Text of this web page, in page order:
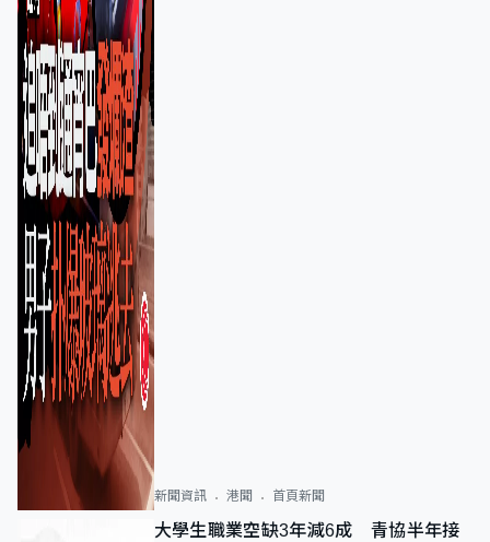
新聞資訊 港聞 首頁新聞
大學生職業空缺3年減6成 青協半年接